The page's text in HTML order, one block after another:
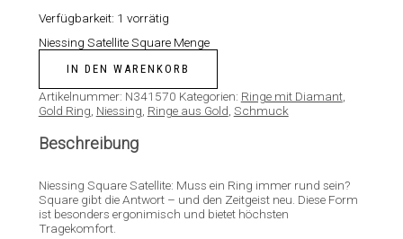
Verfügbarkeit: 1 vorrätig
Niessing Satellite Square Menge
IN DEN WARENKORB
Artikelnummer: N341570 Kategorien: Ringe mit Diamant,
Gold Ring Niessing Ringe aus Gold Schmuck
Beschreibung
Niessing Square Satellite: Muss ein Ring immer rund sein?
Square gibt die Antwort – und den Zeitgeist neu. Diese Form
ist besonders ergonimisch und bietet höchsten
Tragekomfort.